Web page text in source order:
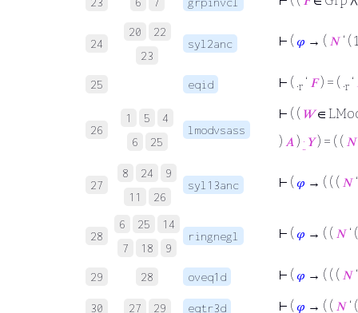
24
20
22
23
syl2anc ⊢ ( 𝜑 → ( 𝑁 ‘ ( 1
25 eqid ⊢ ( . r ‘ 𝐹) = ( . r ‘
26
1 5
4
6
25
lmodvsass
⊢ ( ( 𝑊∈
) 𝐴 ) · 𝑌) = ( ( 𝑁
27
8 24
9
11
26
syl13anc ⊢ ( 𝜑 → ( ( ( 𝑁
28
6 25
14
7
18 9
ringnegl ⊢ ( 𝜑 → ( ( 𝑁 ‘
29 28 oveq1d ⊢ ( 𝜑 → ( ( ( 𝑁
30 27 29 eqtr3d ⊢ ( 𝜑 → ( ( 𝑁 ‘